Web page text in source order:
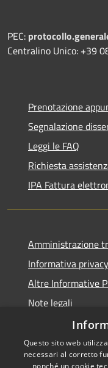
PEC:
Centralino Unico: +39
Prenotazione
Segnalazione
Leggi le FAQ
Richiesta
IPA Fattura
Amministrazione
Informativa privacy
Altre Informative
Note legali
Dichiarazione di
Questo sito web
necessari al corretto
nonché un cookie